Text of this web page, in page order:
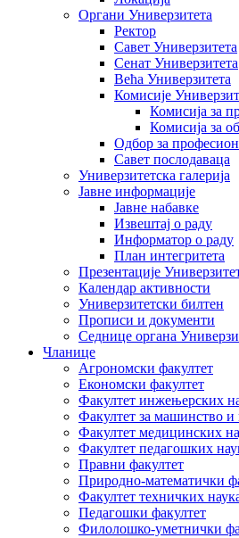
Органи Универзитета
Ректор
Савет Универзитета
Сенат Универзитета
Већа Универзитета
Комисије
Комисија за
Комисија за
Одбор за
Савет послодаваца
Универзитетска галерија
Јавне информације
Јавне набавке
Извештај о раду
Информатор о раду
План интегритета
Презентације
Календар активности
Универзитетски билтен
Прописи и документи
Седнице органа
Чланице
Агрономски факултет
Економски факултет
Факултет инжењерских
Факултет за машинство и
Факултет медицинских
Факултет педагошких
Правни факултет
Природно-математички
Факултет техничких
Педагошки факултет
Филолошко-уметнички